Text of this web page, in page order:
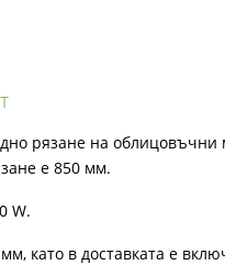
рязане на
е 850 мм.
W.
като в доставката е